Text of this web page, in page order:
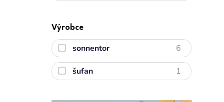
Výrobce
sonnentor 6
šufan 1